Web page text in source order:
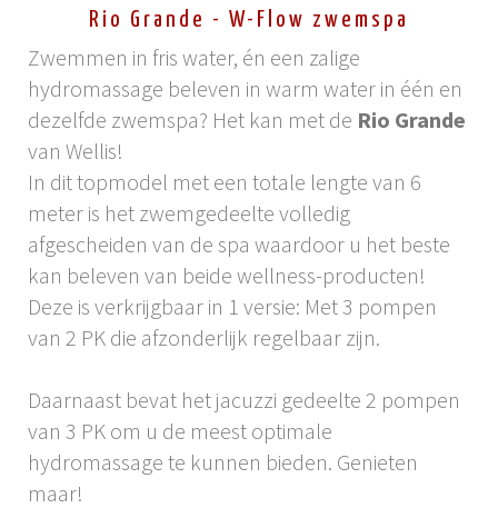
Rio Grande - W-Flow zwemspa
Zwemmen in fris water, én een zalige
hydromassage beleven in warm water in één en
dezelfde zwemspa? Het kan met de Rio Grande
van Wellis!
In dit topmodel met een totale lengte van 6
meter is het zwemgedeelte volledig
afgescheiden van de spa waardoor u het beste
kan beleven van beide wellness-producten!
Deze is verkrijgbaar in 1 versie: Met 3 pompen
van 2 PK die afzonderlijk regelbaar zijn.
Daarnaast bevat het jacuzzi gedeelte 2 pompen
van 3 PK om u de meest optimale
hydromassage te kunnen bieden. Genieten
maar!